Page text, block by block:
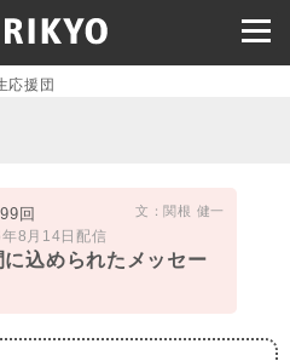
応援団
回
8月14日配信
に込められたメッセー
文：関根 健一